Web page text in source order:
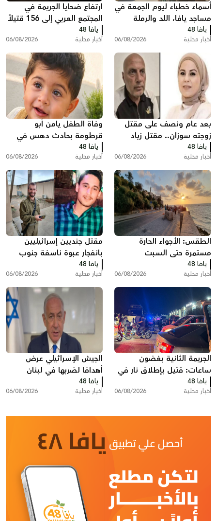
أسماء خطباء ليوم الجمعة في
مساجد يافا، اللد والرملة
يافا 48
أخبار محلية 06/08/2026
ارتفاع ضحايا الجريمة في
المجتمع العربي إلى 156 قتيلاً
منذ مطلع العام
يافا 48
أخبار محلية 06/08/2026
بعد عام ونصف على مقتل
زوجته سوزان.. مقتل زياد
بشارة من الطيرة في الطيبة
يافا 48
أخبار محلية 06/08/2026
وفاة الطفل يامن أبو
قرطومة بحادث دهس في
عرعرة
يافا 48
أخبار محلية 06/08/2026
الطقس: الأجواء الحارة
مستمرة حتى السبت
يافا 48
أخبار محلية 06/08/2026
مقتل جنديين إسرائيليين
بانفجار عبوة ناسفة جنوب
لبنان
يافا 48
أخبار محلية 06/08/2026
الجريمة الثانية بغضون
ساعات: قتيل بإطلاق نار في
المقيبلة
يافا 48
أخبار محلية 06/08/2026
الجيش الإسرائيلي عرض
أهدافا لضربها في لبنان
ونتنياهو أوقف تنفيذها
خشية الانتقادات الأميركية
يافا 48
أخبار محلية 06/08/2026